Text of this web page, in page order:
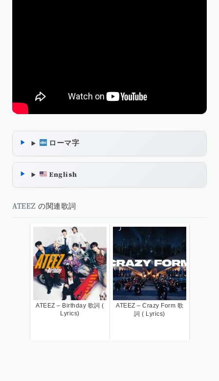
ローマ字
English
ATEEZ の関連歌詞
ATEEZ – Birthday 歌詞 (
Lyrics)
ATEEZ – Crazy Form 歌
詞 ( Lyrics)